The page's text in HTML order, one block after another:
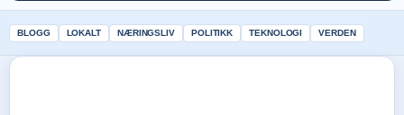
BLOGG LOKALT NÆRINGSLIV POLITIKK TEKNOLOGI VERDEN